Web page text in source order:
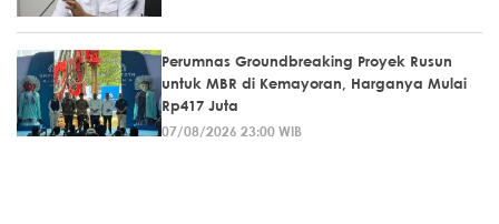
Perumnas Groundbreaking Proyek Rusun
untuk MBR di Kemayoran, Harganya Mulai
Rp417 Juta
07/08/2026 23:00 WIB